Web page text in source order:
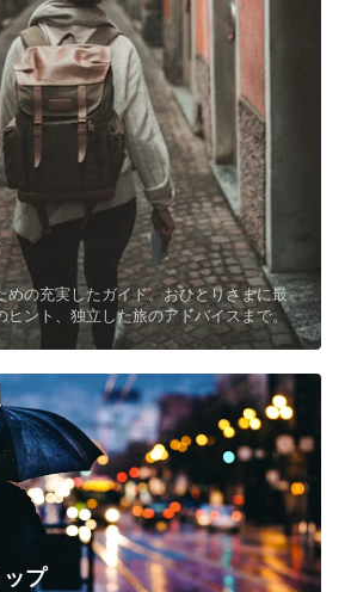
めの充実したガイド。おひとりさまに最
ヒント、独立した旅のアドバイスまで。
プ